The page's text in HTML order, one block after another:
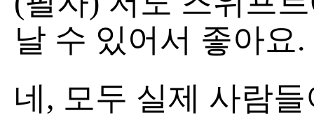
날 수 있어서 좋아요.
네, 모두 실제 사람